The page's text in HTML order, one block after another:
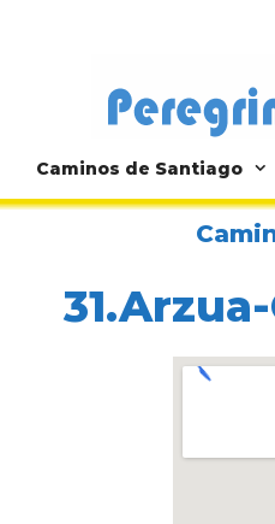
Caminos de Santiago